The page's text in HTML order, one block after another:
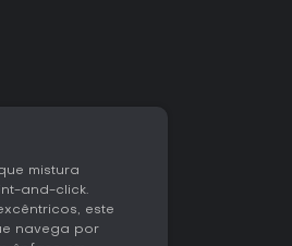
mistura
and-click.
este
navega por